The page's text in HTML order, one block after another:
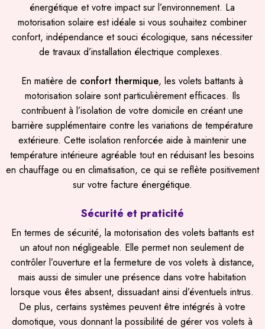
énergétique et votre impact sur l’environnement. La
motorisation solaire est idéale si vous souhaitez combiner
confort, indépendance et souci écologique, sans nécessiter
de travaux d’installation électrique complexes.
En matière de confort thermique, les volets battants à
motorisation solaire sont particulièrement efficaces. Ils
contribuent à l’isolation de votre domicile en créant une
barrière supplémentaire contre les variations de température
extérieure. Cette isolation renforcée aide à maintenir une
température intérieure agréable tout en réduisant les besoins
en chauffage ou en climatisation, ce qui se reflète positivement
sur votre facture énergétique.
Sécurité et praticité
En termes de sécurité, la motorisation des volets battants est
un atout non négligeable. Elle permet non seulement de
contrôler l’ouverture et la fermeture de vos volets à distance,
mais aussi de simuler une présence dans votre habitation
lorsque vous êtes absent, dissuadant ainsi d’éventuels intrus.
De plus, certains systèmes peuvent être intégrés à votre
domotique, vous donnant la possibilité de gérer vos volets à